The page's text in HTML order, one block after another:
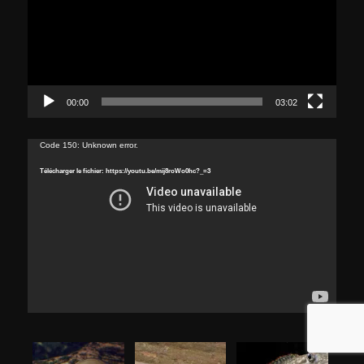
00:00 03:02
Lecteur
Code 150: Unknown error.
Télécharger le fichier: https://youtu.be/mij8roWo0hc?_=3